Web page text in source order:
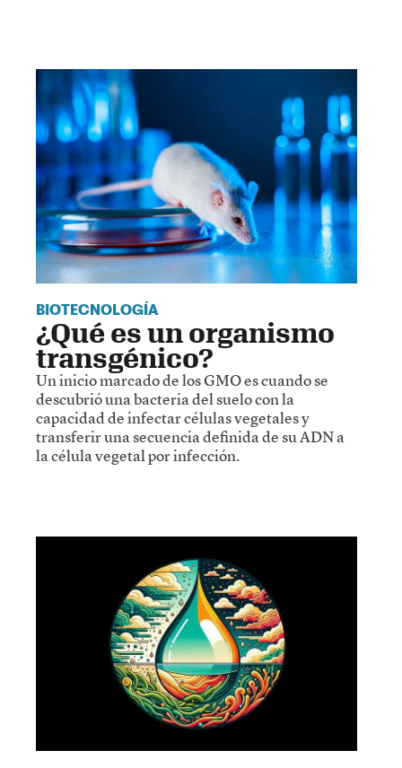
BIOTECNOLOGÍA
¿Qué es un organismo
transgénico?
Un inicio marcado de los GMO es cuando se
descubrió una bacteria del suelo con la
capacidad de infectar células vegetales y
transferir una secuencia definida de su ADN a
la célula vegetal por infección.